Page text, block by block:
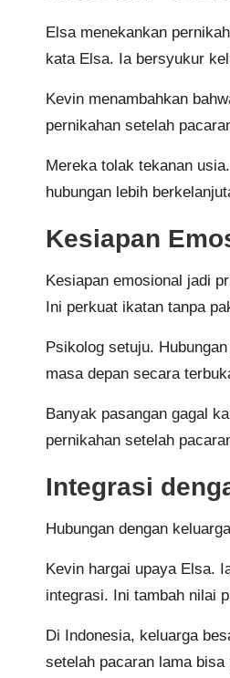
Elsa menekankan
kata Elsa. Ia bersyukur
Kevin menambahkan
pernikahan setelah
Mereka tolak tekanan
hubungan lebih
Kesiapan
Kesiapan emosional jadi
Ini perkuat ikatan tanpa
Psikolog setuju.
masa depan secara
Banyak pasangan gagal
pernikahan setelah
Integrasi
Hubungan dengan
Kevin hargai upaya Elsa.
integrasi. Ini tambah nilai
Di Indonesia, keluarga
setelah pacaran lama bisa